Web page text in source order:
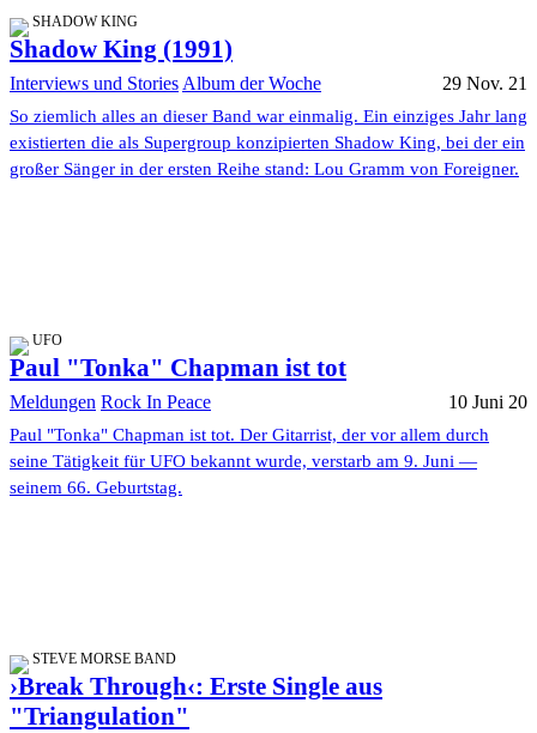
SHADOW KING
Shadow King (1991)
Interviews und Stories Album der Woche 29 Nov. 21
So ziemlich alles an dieser Band war einmalig. Ein einziges Jahr lang
existierten die als Supergroup konzipierten Shadow King, bei der ein
großer Sänger in der ersten Reihe stand: Lou Gramm von Foreigner.
UFO
Paul "Tonka" Chapman ist tot
Meldungen Rock In Peace 10 Juni 20
Paul "Tonka" Chapman ist tot. Der Gitarrist, der vor allem durch
seine Tätigkeit für UFO bekannt wurde, verstarb am 9. Juni —
seinem 66. Geburtstag.
STEVE MORSE BAND
›Break Through‹: Erste Single aus
"Triangulation"